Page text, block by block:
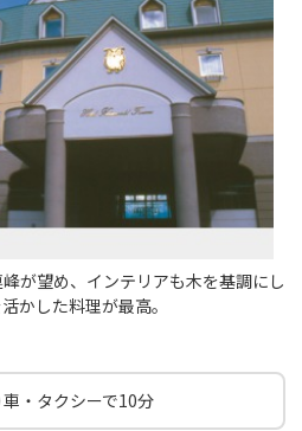
が望め、インテリアも木を基調にし
かした料理が最高。
・タクシーで10分